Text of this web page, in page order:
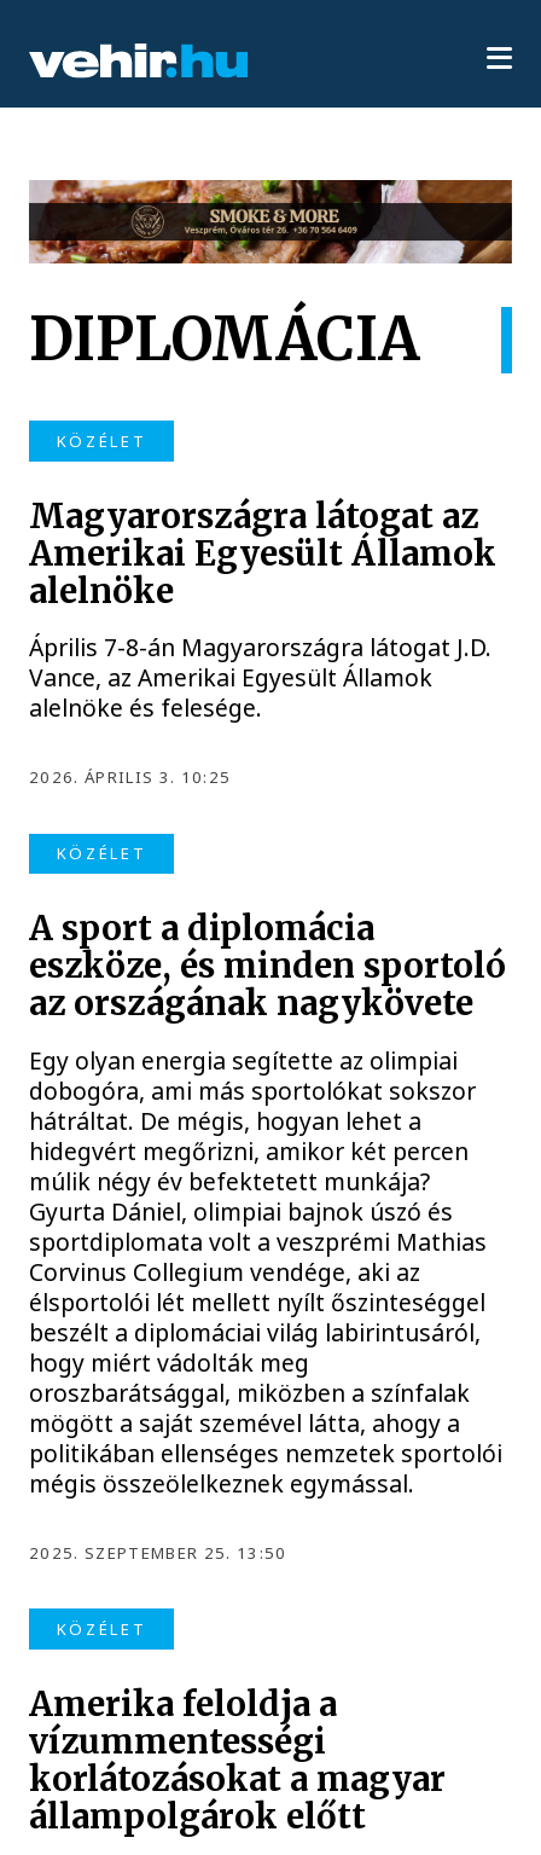
DIPLOMÁCIA
KÖZÉLET
Magyarországra látogat az
Amerikai Egyesült Államok
alelnöke
Április 7-8-án Magyarországra látogat J.D.
Vance, az Amerikai Egyesült Államok
alelnöke és felesége.
2026. ÁPRILIS 3. 10:25
KÖZÉLET
A sport a diplomácia
eszköze, és minden sportoló
az országának nagykövete
Egy olyan energia segítette az olimpiai
dobogóra, ami más sportolókat sokszor
hátráltat. De mégis, hogyan lehet a
hidegvért megőrizni, amikor két percen
múlik négy év befektetett munkája?
Gyurta Dániel, olimpiai bajnok úszó és
sportdiplomata volt a veszprémi Mathias
Corvinus Collegium vendége, aki az
élsportolói lét mellett nyílt őszinteséggel
beszélt a diplomáciai világ labirintusáról,
hogy miért vádolták meg
oroszbarátsággal, miközben a színfalak
mögött a saját szemével látta, ahogy a
politikában ellenséges nemzetek sportolói
mégis összeölelkeznek egymással.
2025. SZEPTEMBER 25. 13:50
KÖZÉLET
Amerika feloldja a
vízummentességi
korlátozásokat a magyar
állampolgárok előtt